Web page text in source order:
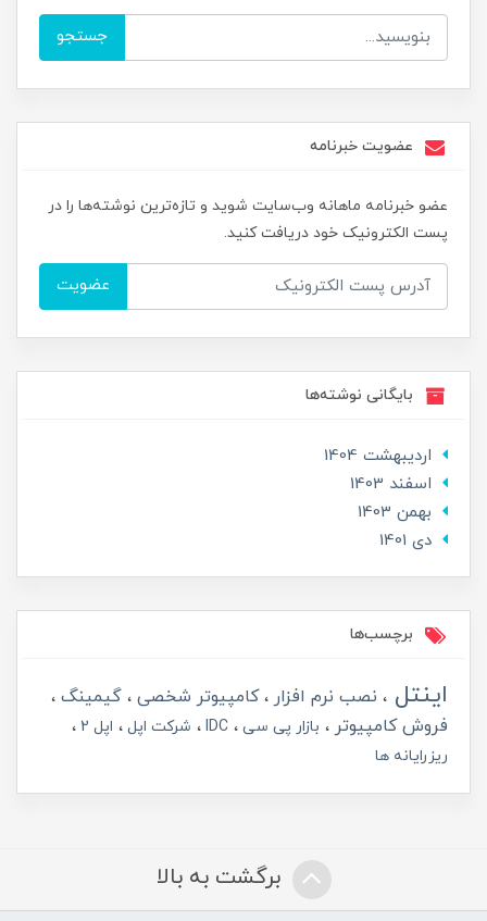
جستجو
عضویت خبرنامه
عضو خبرنامه ماهانه وب‌سایت شوید و تازه‌ترین نوشته‌ها را در
پست الکترونیک خود دریافت کنید.
عضویت
بایگانی نوشته‌ها
ارديبهشت 1404
اسفند 1403
بهمن 1403
دی 1401
برچسب‌ها
اینتل نصب نرم افزار کامپیوتر شخصی
گیمینگ
فروش کامپیوتر
بازار پی سی IDC شرکت اپل
اپل 2
ریزرایانه ها
برگشت به بالا